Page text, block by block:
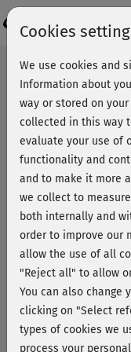
Gesunde
Cookies
We use cookies and
Information about
way or stored on
collected in this way
evaluate your use of
functionality and
and to make it more
we collect to
both internally and
order to improve our
allow the use of all
"Reject all" to allow
You can also change
clicking on "Select
types of cookies we
process your